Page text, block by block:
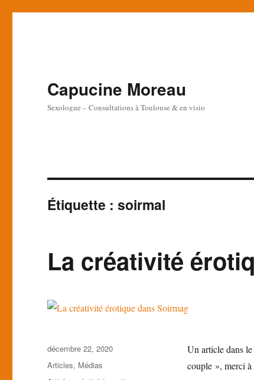
Capucine Moreau
Sexologue – Consultations à Toulouse & en visio
Étiquette :soirmal
La créativité
Un article dans
couple », merci à
Publié
le
décembre 22, 2020
Catégories
Articles, Médias